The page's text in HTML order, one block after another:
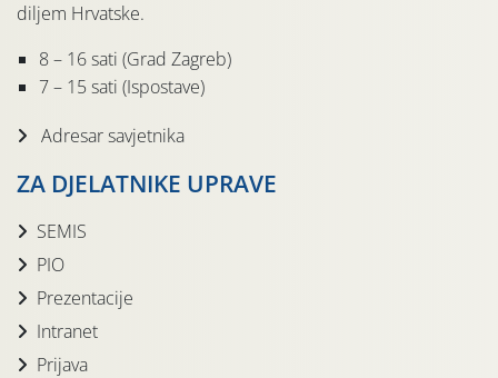
diljem Hrvatske.
8 – 16 sati (Grad Zagreb)
7 – 15 sati (Ispostave)
Adresar savjetnika
ZA DJELATNIKE UPRAVE
SEMIS
PIO
Prezentacije
Intranet
Prijava